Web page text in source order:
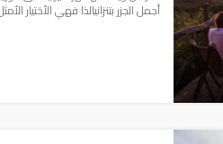
أجمل الجزر بتنزانيالذا فهي الأختيار